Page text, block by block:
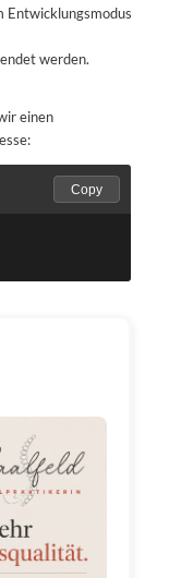
Entwicklungsmodus
werden.
einen
Copy